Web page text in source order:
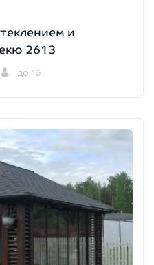
и
2613
до 16